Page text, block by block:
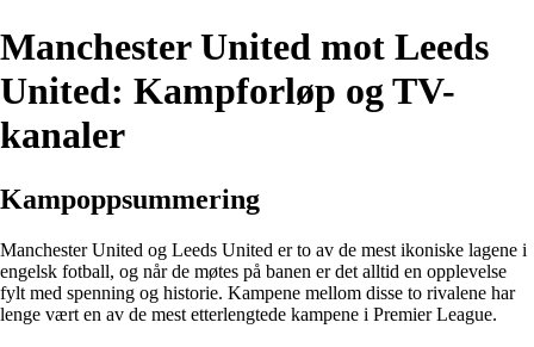
Manchester United mot Leeds
United: Kampforløp og TV-
kanaler
Kampoppsummering
Manchester United og Leeds United er to av de mest ikoniske lagene i
engelsk fotball, og når de møtes på banen er det alltid en opplevelse
fylt med spenning og historie. Kampene mellom disse to rivalene har
lenge vært en av de mest etterlengtede kampene i Premier League.